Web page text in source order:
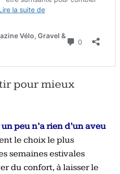
pour mieux
peu n’a rien d’un aveu
le choix le plus
semaines estivales
du confort, à laisser le